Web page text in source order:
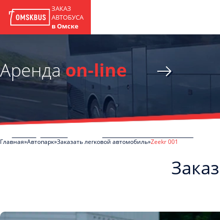
ЗАКАЗ
АВТОБУСА
в Омске
Арендаon-line
Главная Автопарк Заказать легковой автомобиль Zeekr 001